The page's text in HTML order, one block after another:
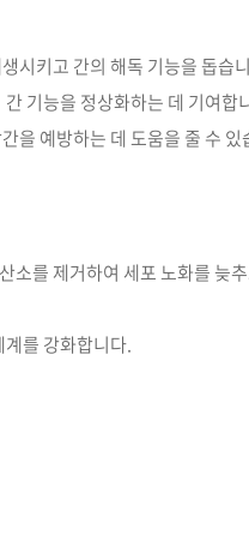
시키고 간의 해독 기능을 돕습
기능을 정상화하는 데 기여합
을 예방하는 데 도움을 줄 수 있
소를 제거하여 세포 노화를 늦
를 강화합니다.